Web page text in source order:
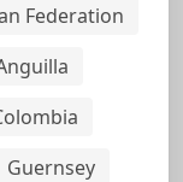
Federation
Guernsey